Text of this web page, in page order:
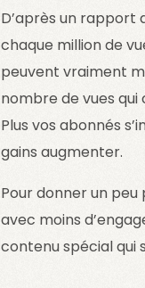
D’après un rapport
chaque million de
peuvent vraiment
nombre de vues
Plus vos abonnés
gains augmenter.
Pour donner un peu
avec moins
contenu spécial qui